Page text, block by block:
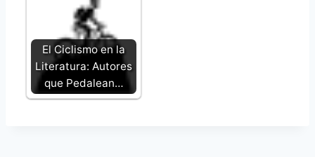
El Ciclismo en la
Literatura: Autores
que Pedalean…